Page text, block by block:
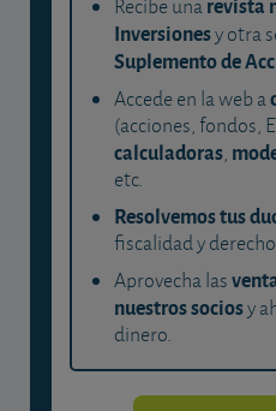
Recibe una
Inversionesy otra
Suplemento de
Accede en la web a
(acciones, fondos,
calculadoras,
etc.
Resolvemos tus
fiscalidad y
Aprovecha las
nuestros sociosy
dinero.